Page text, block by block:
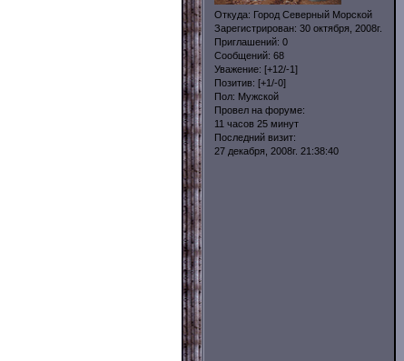
Откуда: Город Северный Морской
Зарегистрирован: 30 октября, 2008г.
Приглашений: 0
Сообщений: 68
Уважение: [+12/-1]
Позитив: [+1/-0]
Пол: Мужской
Провел на форуме:
11 часов 25 минут
Последний визит:
27 декабря, 2008г. 21:38:40